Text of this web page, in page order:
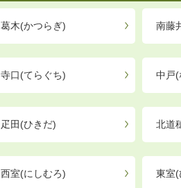
葛木(かつらぎ) 南藤
寺口(てらぐち) 中戸(
疋田(ひきだ) 北道
西室(にしむろ) 東室(